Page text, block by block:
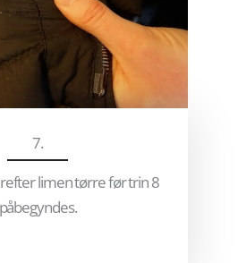
7.
limen tørre før trin 8
påbegyndes.